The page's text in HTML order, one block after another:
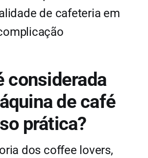
de cafeteria em
considerada
de café
prática?
dos coffee lovers,